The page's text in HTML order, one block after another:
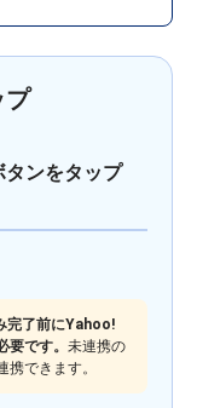
プ
タンをタップ
完了前にYahoo!
です。 未連携の
できます。